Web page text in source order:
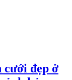
cưới đẹp ở